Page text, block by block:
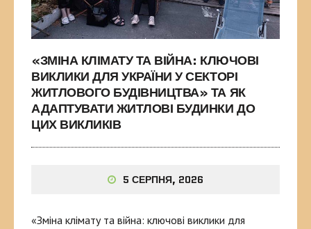
«ЗМІНА КЛІМАТУ ТА ВІЙНА: КЛЮЧОВІ
ВИКЛИКИ ДЛЯ УКРАЇНИ У СЕКТОРІ
ЖИТЛОВОГО БУДІВНИЦТВА» ТА ЯК
АДАПТУВАТИ ЖИТЛОВІ БУДИНКИ ДО
ЦИХ ВИКЛИКІВ
5 СЕРПНЯ, 2026
«Зміна клімату та війна: ключові виклики для